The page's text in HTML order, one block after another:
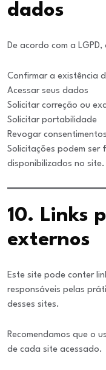
dados
De acordo com a
Confirmar a existência
Acessar seus dados
Solicitar correção ou
Solicitar portabilidade
Revogar consentimentos
Solicitações podem
disponibilizados no site.
10. Links
externos
Este site pode conter
responsáveis pelas
desses sites.
Recomendamos que o
de cada site acessado.